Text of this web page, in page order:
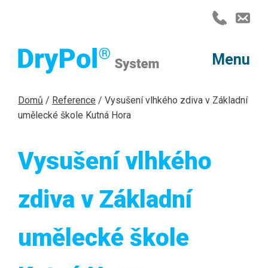
Menu
Cena
Hrabal
nám Dr. Lutzova
Chemická injektáž
Časté dotazy
Kontakt
Domů / Reference / Vysušení vlhkého zdiva v Základní
umělecké škole Kutná Hora
Vysušení vlhkého
zdiva v Základní
umělecké škole
E-mail *
E-mail *
E-mail *